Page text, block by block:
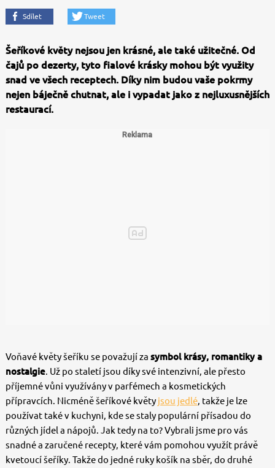
Sdílet Tweet
Šeříkové květy nejsou jen krásné, ale také užitečné. Od
čajů po dezerty, tyto fialové krásky mohou být využity
snad ve všech receptech. Díky nim budou vaše pokrmy
nejen báječně chutnat, ale i vypadat jako z nejluxusnějších
restaurací.
Voňavé květy šeříku se považují za symbol krásy, romantiky a
nostalgie. Už po staletí jsou díky své intenzivní, ale přesto
příjemné vůni využívány v parfémech a kosmetických
přípravcích. Nicméně šeříkové květy jsou jedlé, takže je lze
používat také v kuchyni, kde se staly populární přísadou do
různých jídel a nápojů. Jak tedy na to? Vybrali jsme pro vás
snadné a zaručené recepty, které vám pomohou využít právě
kvetoucí šeříky. Takže do jedné ruky košík na sběr, do druhé